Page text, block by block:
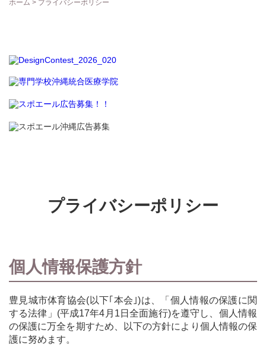
ホーム > プライバシーポリシー
プライバシーポリシー
個人情報保護方針
豊見城市体育協会(以下｢本会｣)は、「個人情報の保護に関
する法律」(平成17年4月1日全面施行)を遵守し、個人情報
の保護に万全を期すため、以下の方針により個人情報の保
護に努めます。